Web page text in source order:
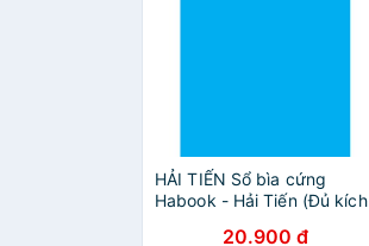
HẢI TIẾN Sổ bìa cứng
Habook - Hải Tiến (Đủ kích
20.900 đ